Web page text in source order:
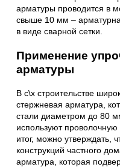
арматуры проводится в
свыше 10 мм –
в виде сварной сетки.
Применение
арматуры
В с\х строительстве
стержневая арматура,
стали диаметром до 80
используют
итог, можно утверждать,
конструкций частного
арматура, которая